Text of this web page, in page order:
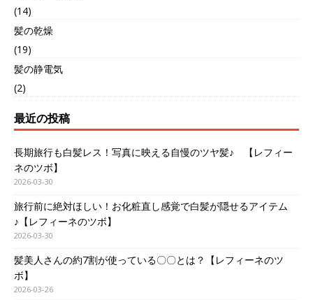
(14)
髪の乾燥
(19)
髪の静電気
(2)
最近の投稿
長期旅行も白髪レス！写真に映える自慢のツヤ髪♪ 【レフィー
ネのツボ】
2026-03-30
旅行前に絶対ほしい！お化粧直し感覚で白髪が隠せるアイテム
♪【レフィーネのツボ】
2026-03-30
髪美人さんの約7割が使っている〇〇とは？【レフィーネのツ
ボ】
2026-03-26